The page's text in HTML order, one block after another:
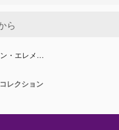
・エレメ…
レクション